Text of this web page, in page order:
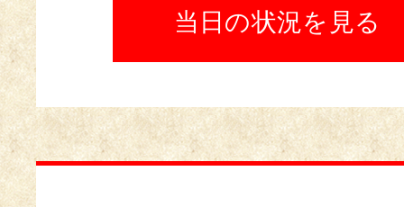
当日の状況を見る